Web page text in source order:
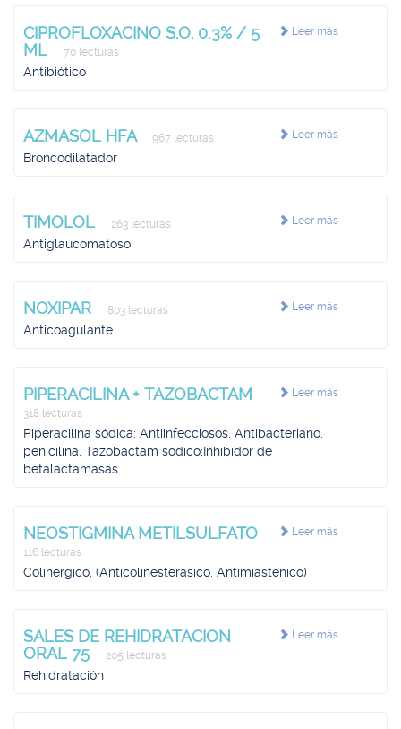
Leer más
CIPROFLOXACINO S.O. 0,3% / 5
ML
70 lecturas
Antibiótico
Leer más
AZMASOL HFA 967 lecturas
Broncodilatador
Leer más
TIMOLOL 263 lecturas
Antiglaucomatoso
Leer más
NOXIPAR 803 lecturas
Anticoagulante
Leer más
PIPERACILINA + TAZOBACTAM
318 lecturas
Piperacilina sódica: Antiinfecciosos, Antibacteriano,
penicilina, Tazobactam sódico:Inhibidor de
betalactamasas
Leer más
NEOSTIGMINA METILSULFATO
116 lecturas
Colinérgico, (Anticolinesterásico, Antimiasténico)
Leer más
SALES DE REHIDRATACION
ORAL 75
205 lecturas
Rehidratación